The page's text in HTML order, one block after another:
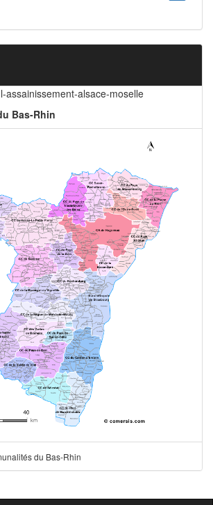
assainissement-alsace-moselle
Bas-Rhin
du Bas-Rhin